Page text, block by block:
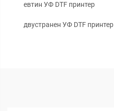
евтин УФ DTF принтер
двустранен УФ DTF принтер